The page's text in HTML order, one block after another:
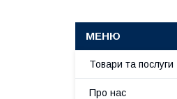
Товари та послуги
Про нас